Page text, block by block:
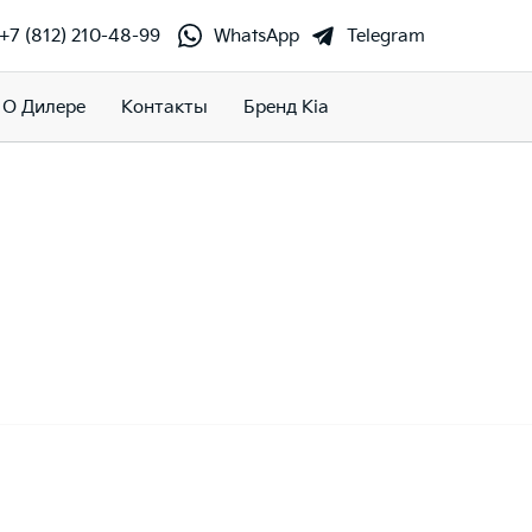
+7 (812) 210-48-99 WhatsApp Telegram
О Дилере Контакты Бренд Kia